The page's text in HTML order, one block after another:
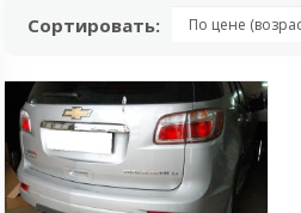
Сортировать: